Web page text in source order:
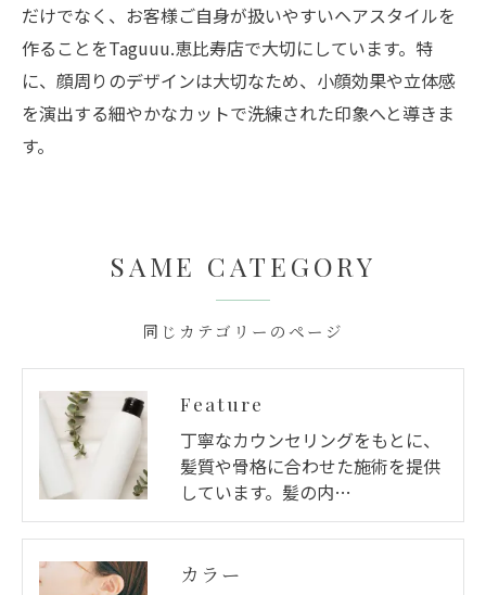
だけでなく、お客様ご自身が扱いやすいヘアスタイルを
作ることをTaguuu.恵比寿店で大切にしています。特
に、顔周りのデザインは大切なため、小顔効果や立体感
を演出する細やかなカットで洗練された印象へと導きま
す。
同じカテゴリーのページ
SAME CATEGORY
Feature
丁寧なカウンセリングをもとに、
髪質や骨格に合わせた施術を提供
しています。髪の内…
カラー